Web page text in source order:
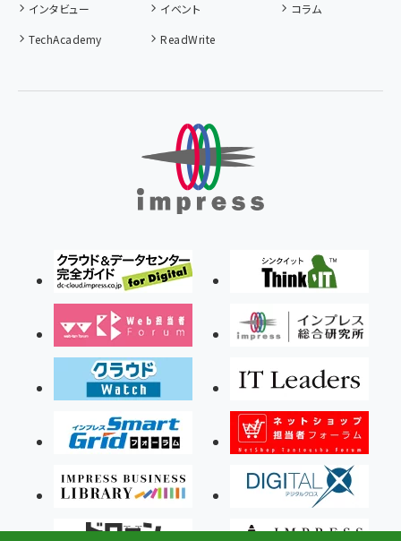
インタビュー
イベント
コラム
TechAcademy
ReadWrite